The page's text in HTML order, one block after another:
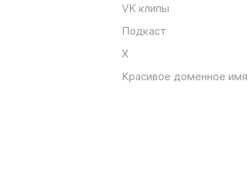
VK клипы
Подкаст
X
Красивое доменное имя